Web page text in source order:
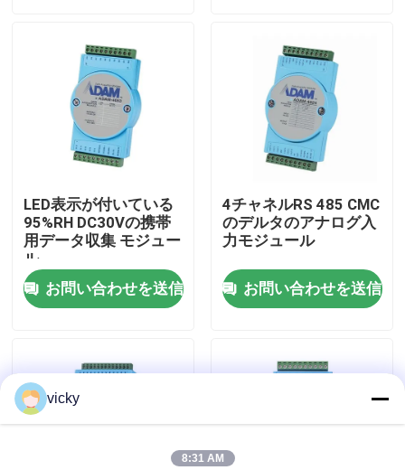
わたしたち に つい て
工場 ツアー
連絡 ください
ニュース
トルクの力量計
LED表示が付いている
95%RH DC30Vの携帯
用データ収集 モジュー
ル
お問い合わせを送信
4チャネルRS 485 CMC
のデルタのアナログ入
力モジュール
お問い合わせを送信
vicky
8:31 AM